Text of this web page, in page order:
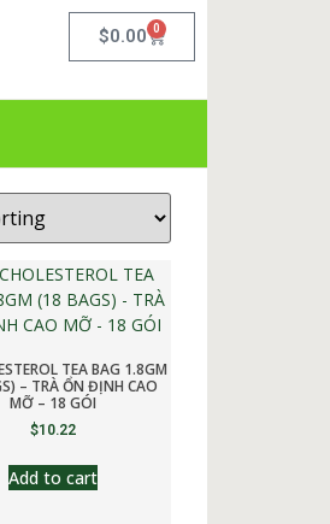
$0.00 0
TEA BAG 1.8GM
– TRÀ ỔN ĐỊNH CAO
MỠ – 18 GÓI
$10.22
Add to cart